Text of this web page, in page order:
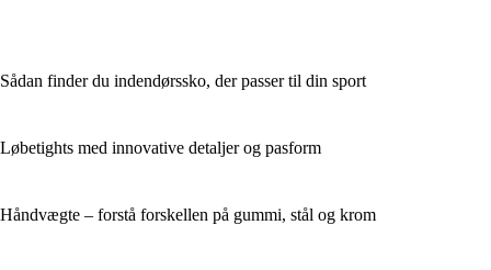
Sådan finder du indendørssko, der passer til din sport
Løbetights med innovative detaljer og pasform
Håndvægte – forstå forskellen på gummi, stål og krom